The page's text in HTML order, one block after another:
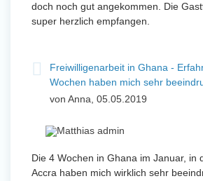
doch noch gut angekommen. Die
super herzlich empfangen.
Freiwilligenarbeit in Ghana -
Wochen haben mich sehr
von Anna, 05.05.2019
Die 4 Wochen in Ghana im Januar, in
Accra haben mich wirklich sehr